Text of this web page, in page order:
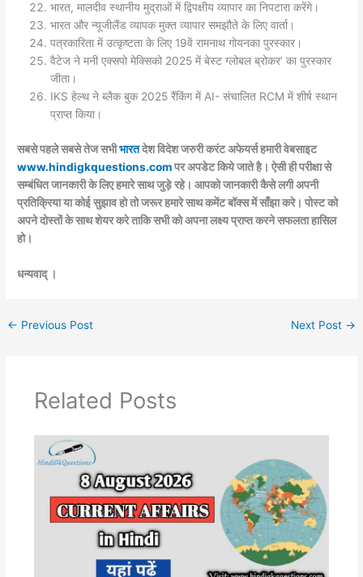
भारत, मालदीव स्थानीय मुद्राओं में द्विपक्षीय व्यापार का निपटारा करेंगे।
भारत और न्यूजीलैंड व्यापक मुक्त व्यापार समझौते के लिए वार्ता।
पत्रकारिता में उत्कृष्टता के लिए 19वें रामनाथ गोयनका पुरस्कार।
वैटेज ने मनी एक्सपो मेक्सिको 2025 में बेस्ट ग्लोबल ब्रोकर’ का पुरस्कार
जीता।
IKS हेल्थ ने ब्लैक बुक 2025 रैंकिंग में AI- संचालित RCM में शीर्ष स्थान
प्राप्त किया।
सबसे पहले सबसे तेज सभीभारतदेश विदेश जरुरी करंट अफेयर्स हमारी वेबसाइट
www.hindigkquestions.comपर अपडेट किये जाते है। ऐसी ही परीक्षा से
सम्बंधित जानकारी के लिए हमारे साथ जुड़े रहे। आपको जानकारी कैसे लगी अपनी
प्रतिक्रिया या कोई सुझाव हो तो जरूर हमारे साथ कमेंट बॉक्स में साँझा करे। पोस्ट को
अपने दोस्तों के साथ शेयर करे ताकि सभी को अपना लक्ष्य प्राप्त करने सफलता हासिल
हो।
धन्यवाद् ।
← Previous Post Next Post →
Related Posts